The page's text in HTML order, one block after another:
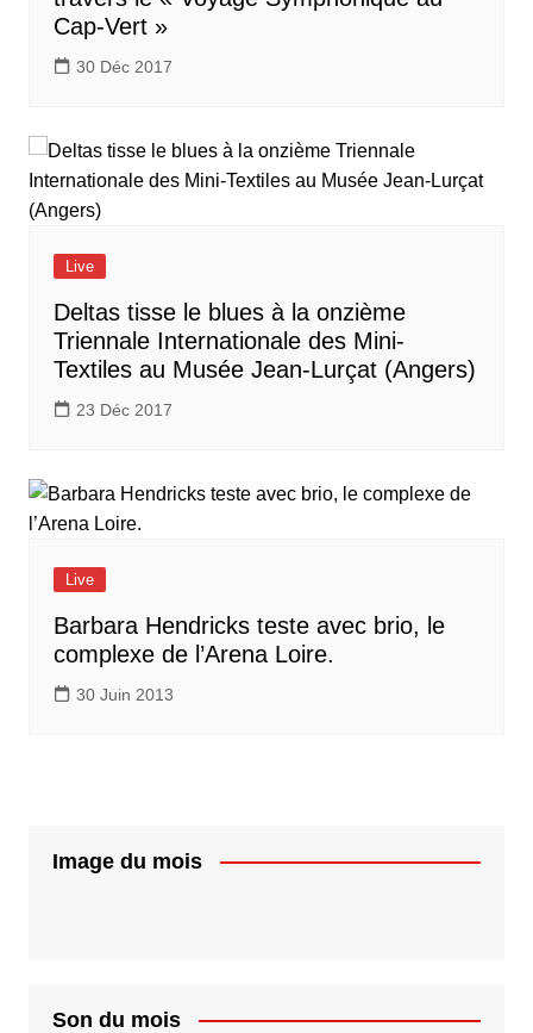
Cap-Vert »
30 Déc 2017
Live
Deltas tisse le blues à la onzième
Triennale Internationale des Mini-
Textiles au Musée Jean-Lurçat (Angers)
23 Déc 2017
Live
Barbara Hendricks teste avec brio, le
complexe de l’Arena Loire.
30 Juin 2013
Image du mois
Son du mois